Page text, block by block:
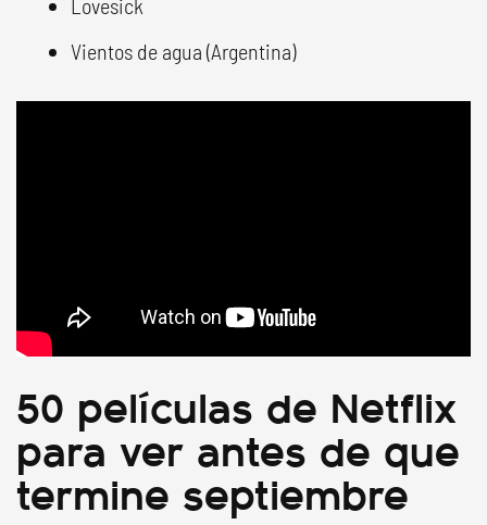
Lovesick
Vientos de agua (Argentina)
50 películas de Netflix
para ver antes de que
termine septiembre